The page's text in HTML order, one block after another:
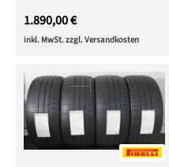
1.890,00 €
inkl. MwSt. zzgl. Versandkosten